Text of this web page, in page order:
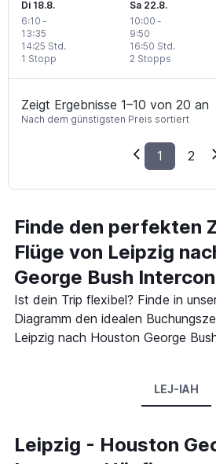
Di 18.8.
6:10 -
13:35
1 Stopp
14:25 Std.
Sa 22.8.
10:00 -
9:50
2 Stopps
16:50 Std.
Zeigt Ergebnisse 1–10 von 20 an
Nach dem günstigsten Preis sortiert
1 2
Finde den perfekten
Flüge von Leipzig
George Bush
Ist dein Trip flexibel? Finde in
Diagramm den idealen
Leipzig nach Houston George
LEJ-IAH
Leipzig - Houston